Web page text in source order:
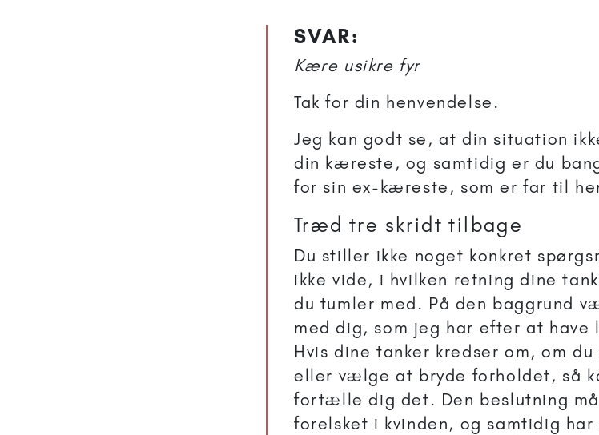
SVAR:
Kære usikre fyr
Tak for din henvendelse.
Jeg kan godt se, at din situation
din kæreste, og samtidig er du
for sin ex-kæreste, som er far til
Træd tre skridt tilbage
Du stiller ikke noget konkret
ikke vide, i hvilken retning dine
du tumler med. På den baggrund
med dig, som jeg har efter at
Hvis dine tanker kredser om, om
eller vælge at bryde forholdet, så
fortælle dig det. Den beslutning
forelsket i kvinden, og samtidig